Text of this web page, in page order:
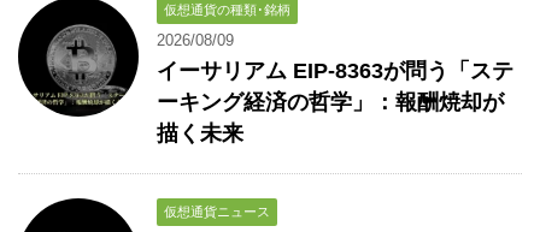
仮想通貨の種類･銘柄
2026/08/09
イーサリアム EIP-8363が問う「ステ
ーキング経済の哲学」：報酬焼却が
描く未来
仮想通貨ニュース